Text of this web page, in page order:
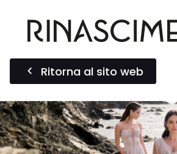
Ritorna al sito web